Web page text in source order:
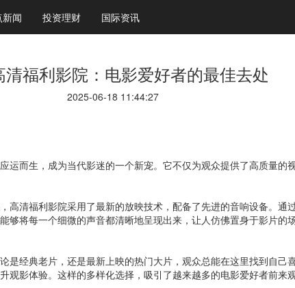
闻 投资理财 国际资讯
清福利影院：电影爱好者的最佳去处
2025-06-18 11:44:27
运而生，成为当代影迷的一个新宠。它不仅为观众提供了高质量的
清福利影院采用了最新的放映技术，配备了先进的音响设备。通
够将每一个细微的声音都清晰地呈现出来，让人仿佛置身于影片的
经典老片，还是最新上映的热门大片，观众总能在这里找到自己
影体验。这样的多样化选择，吸引了越来越多的电影爱好者前来